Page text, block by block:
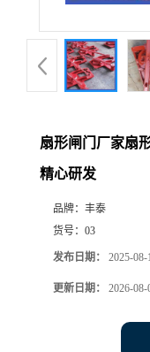
扇形闸门厂家扇
精心研发
品牌： 丰泰
货号： 03
发布日期： 2025-08-
更新日期： 2026-08-